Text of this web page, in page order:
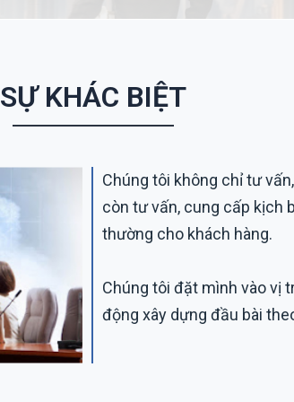
SỰ KHÁC BIỆT
Chúng tôi không chỉ tư
còn tư vấn, cung cấp kịch
thường cho khách hàng.
Chúng tôi đặt mình vào vị
động xây dựng đầu bài